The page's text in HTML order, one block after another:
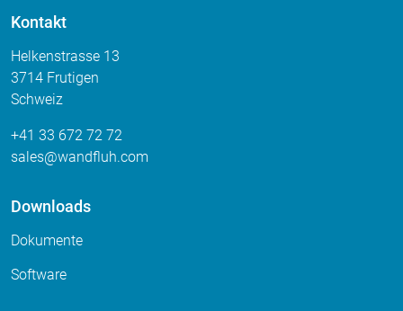
Kontakt
Helkenstrasse 13
3714 Frutigen
Schweiz
+41 33 672 72 72
sales
wandfluh com
Downloads
Dokumente
Software